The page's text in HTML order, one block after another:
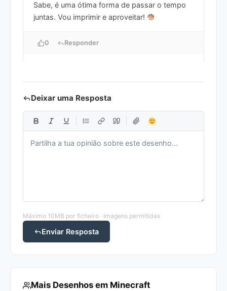
Sabe, é uma ótima forma de passar o tempo
juntas. Vou imprimir e aproveitar!
0 Responder
Deixar uma Resposta
Máximo 10MB por ficheiro · Imagens permitidas
Enviar Resposta
Mais Desenhos em Minecraft